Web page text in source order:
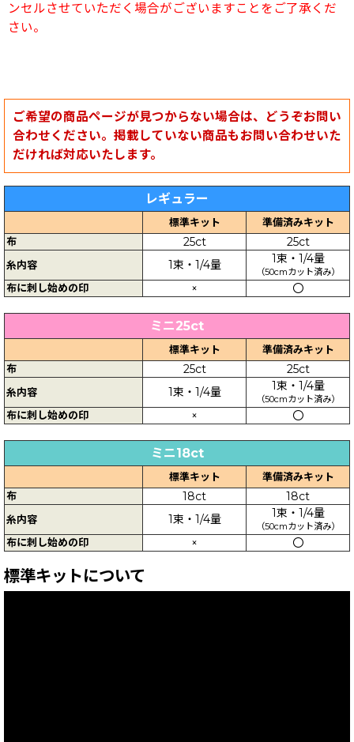
ンセルさせていただく場合がございますことをご了承くだ
さい。
ご希望の商品ページが見つからない場合は、どうぞお問い
合わせください。掲載していない商品もお問い合わせいた
だければ対応いたします。
レギュラー
標準キット
準備済みキット
布
25ct 25ct
糸内容 1束・1/4量 1束・1/4量
（50cmカット済み）
布に刺し始めの印 × 〇
ミニ25ct
標準キット
準備済みキット
布
25ct 25ct
糸内容 1束・1/4量 1束・1/4量
（50cmカット済み）
布に刺し始めの印 × 〇
ミニ18ct
標準キット
準備済みキット
布
18ct 18ct
糸内容 1束・1/4量 1束・1/4量
（50cmカット済み）
布に刺し始めの印 × 〇
標準キットについて